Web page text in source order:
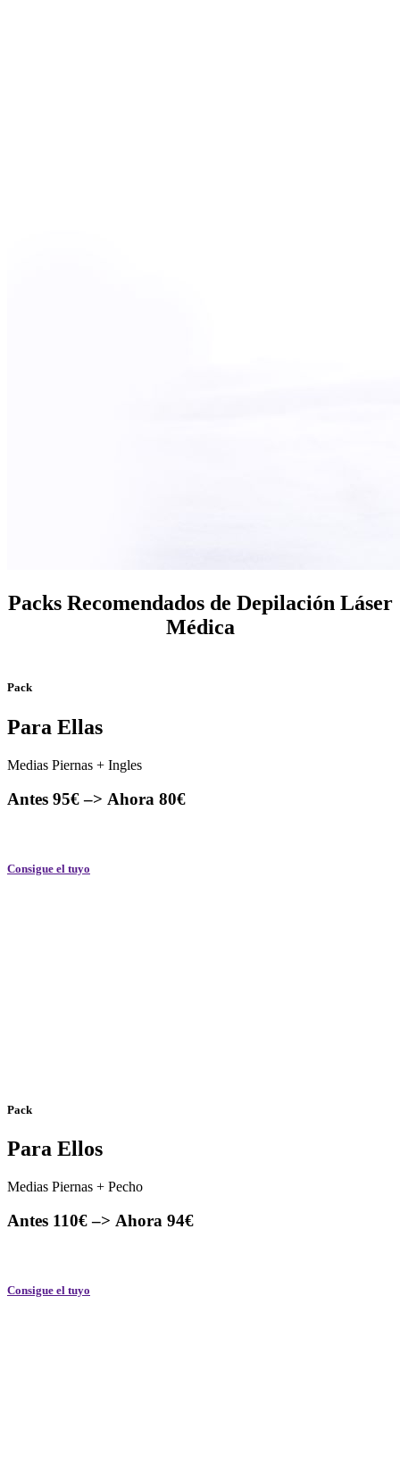
Packs Recomendados de Depilación Láser
Médica
Pack
Para Ellas
Medias Piernas + Ingles
Antes 95€ –> Ahora 80€
Consigue el tuyo
Pack
Para Ellos
Medias Piernas + Pecho
Antes 110€ –> Ahora 94€
Consigue el tuyo